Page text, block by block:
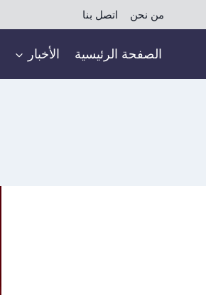
إلى
من نحن اتصل بنا
الصفحة الرئيسية الأخبار